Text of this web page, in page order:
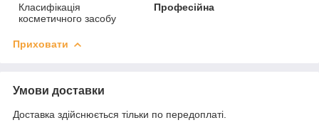
Класифікація
косметичного засобу
Професійна
Приховати
Умови доставки
Доставка здійснюється тільки по передоплаті.